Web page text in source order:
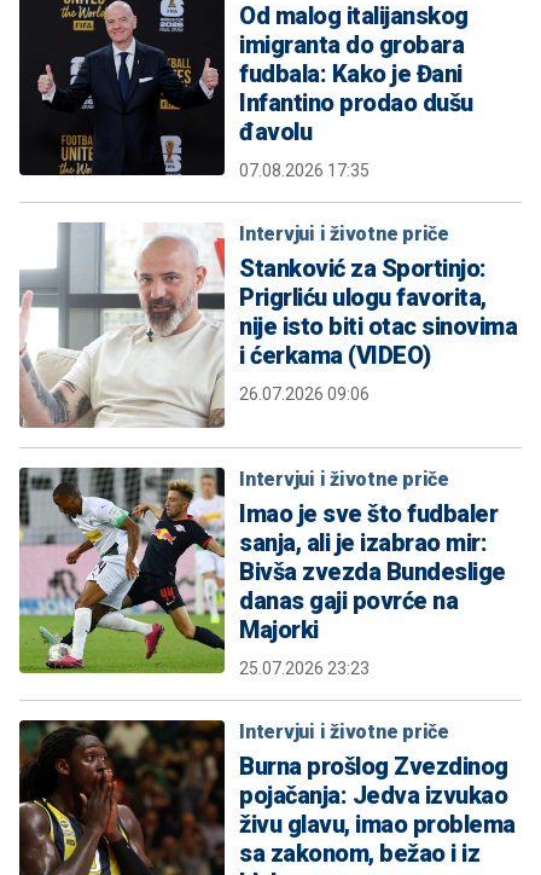
Od malog italijanskog
imigranta do grobara
fudbala: Kako je Đani
Infantino prodao dušu
đavolu
07.08.2026 17:35
Intervjui i životne priče
Stanković za Sportinjo:
Prigrliću ulogu favorita,
nije isto biti otac sinovima
i ćerkama (VIDEO)
26.07.2026 09:06
Intervjui i životne priče
Imao je sve što fudbaler
sanja, ali je izabrao mir:
Bivša zvezda Bundeslige
danas gaji povrće na
Majorki
25.07.2026 23:23
Intervjui i životne priče
Burna prošlog Zvezdinog
pojačanja: Jedva izvukao
živu glavu, imao problema
sa zakonom, bežao i iz